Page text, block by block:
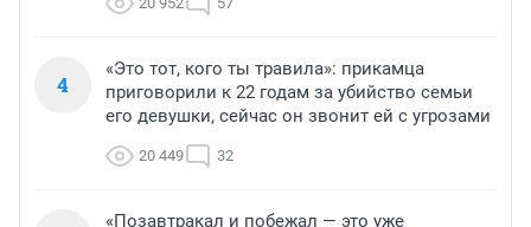
4
«Это тот, кого ты травила»: прикамца
приговорили к 22 годам за убийство семьи
его девушки, сейчас он звонит ей с угрозами
20 449 32
«Позавтракал и побежал — это уже